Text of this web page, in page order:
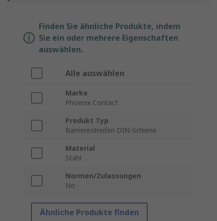
Finden Sie ähnliche Produkte, indem
Sie ein oder mehrere Eigenschaften
auswählen.
Alle auswählen
Marke
Phoenix Contact
Produkt Typ
Barrierestreifen DIN-Schiene
Material
Stahl
Normen/Zulassungen
No
Ähnliche Produkte finden